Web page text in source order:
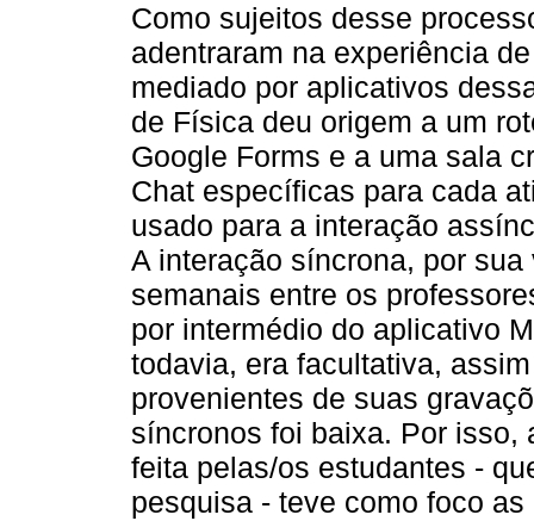
Como sujeitos desse
adentraram na experiência
mediado por aplicativos
de Física deu origem a um
Google Forms e a uma sala
Chat específicas para cada
usado para a interação
A interação síncrona, por
semanais entre os
por intermédio do aplicativo
todavia, era facultativa,
provenientes de suas
síncronos foi baixa. Por isso,
feita pelas/os estudantes -
pesquisa - teve como foco